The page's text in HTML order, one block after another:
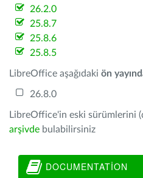
26.2.0
25.8.7
25.8.6
25.8.5
LibreOffice aşağıdaki ön
26.8.0
LibreOffice'in eski sürümlerini
arşivde bulabilirsiniz
DOCUMENTATION